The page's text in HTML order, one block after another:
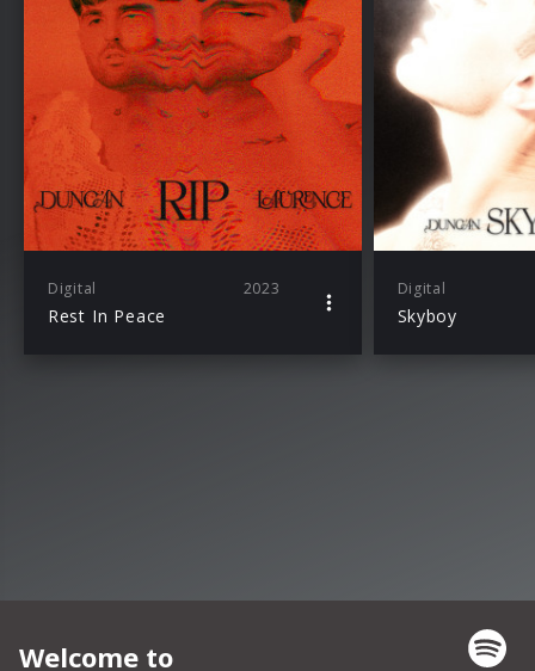
Digital 2023
Rest In Peace
Digital
Skyboy